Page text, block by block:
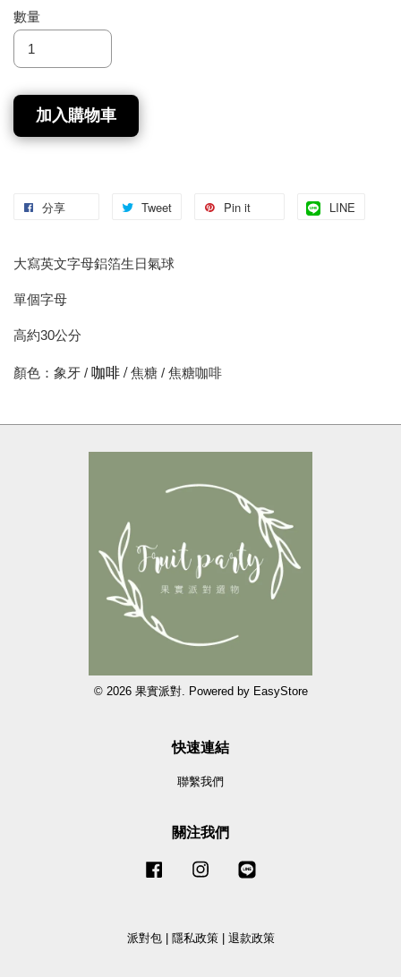
數量
加入購物車
分享 Tweet Pin it LINE
大寫英文字母鋁箔生日氣球
單個字母
高約30公分
顏色：象牙 / 咖啡 /焦糖 / 焦糖咖啡
© 2026 果實派對. Powered by EasyStore
快速連結
聯繫我們
關注我們
Facebook Instagram
派對包| 隱私政策| 退款政策